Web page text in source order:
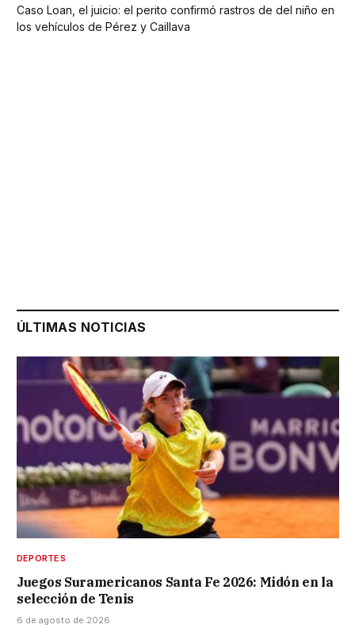
Caso Loan, el juicio: el perito confirmó rastros de del niño en
los vehículos de Pérez y Caillava
ÚLTIMAS NOTICIAS
DEPORTES
Juegos Suramericanos Santa Fe 2026: Midón en la
selección de Tenis
6 de agosto de 2026